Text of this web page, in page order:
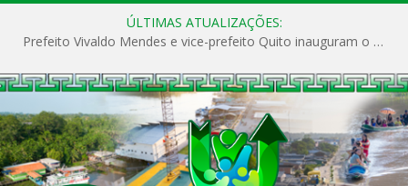
ÚLTIMAS ATUALIZAÇÕES:
Prefeito Vivaldo Mendes e vice-prefeito Quito inauguram o CAPS e fortalecem a saúde pública em Anajás.